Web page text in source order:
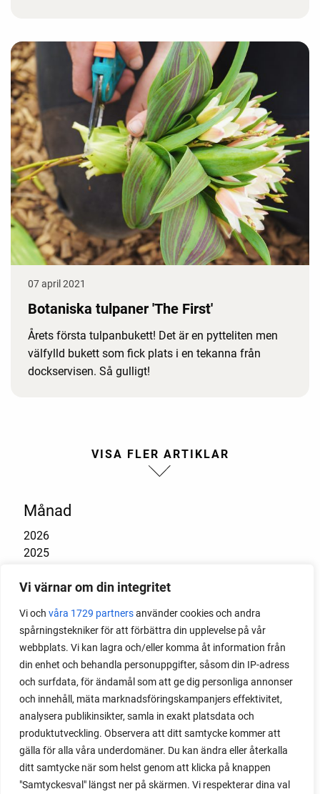
Vi värnar om din integritet
Vi och våra 1729 partnersanvänder cookies och andra
spårningstekniker för att förbättra din upplevelse på vår
webbplats. Vi kan lagra och/eller komma åt information från
din enhet och behandla personuppgifter, såsom din IP-adress
och surfdata, för ändamål som att ge dig personliga annonser
och innehåll, mäta marknadsföringskampanjers effektivitet,
analysera publikinsikter, samla in exakt platsdata och
produktutveckling. Observera att ditt samtycke kommer att
gälla för alla våra underdomäner. Du kan ändra eller återkalla
ditt samtycke när som helst genom att klicka på knappen
"Samtyckesval" längst ner på skärmen. Vi respekterar dina val
07 april 2021
Botaniska tulpaner 'The First'
Årets första tulpanbukett! Det är en pytteliten men
välfylld bukett som fick plats i en tekanna från
dockservisen. Så gulligt!
Månad
2026
2025
2023
2021
2020
2019
2018
2017
2016
2015
2014